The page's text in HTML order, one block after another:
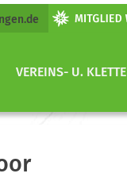
VEREINS- U.